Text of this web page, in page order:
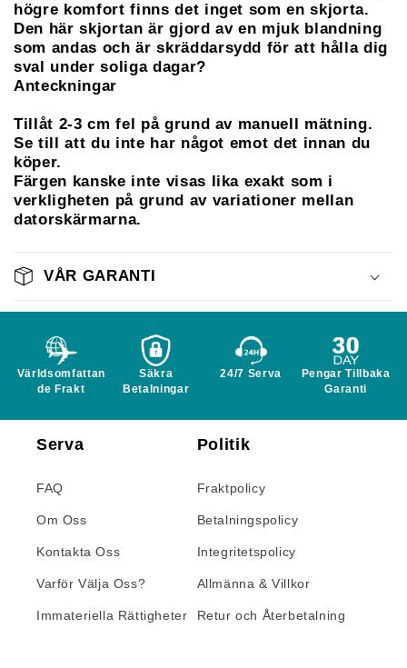
högre komfort finns det inget som en skjorta.
Den här skjortan är gjord av en mjuk blandning
som andas och är skräddarsydd för att hålla dig
sval under soliga dagar?‍
Anteckningar
Tillåt 2-3 cm fel på grund av manuell mätning.
Se till att du inte har något emot det innan du
köper.
Färgen kanske inte visas lika exakt som i
verkligheten på grund av variationer mellan
datorskärmarna.
VÅR GARANTI
Världsomfattan
de Frakt
Säkra
Betalningar
24/7 Serva
Pengar Tillbaka
Garanti
Serva
FAQ
Om Oss
Kontakta Oss
Varför Välja Oss?
Immateriella Rättigheter
Politik
Fraktpolicy
Betalningspolicy
Integritetspolicy
Allmänna & Villkor
Retur och Återbetalning